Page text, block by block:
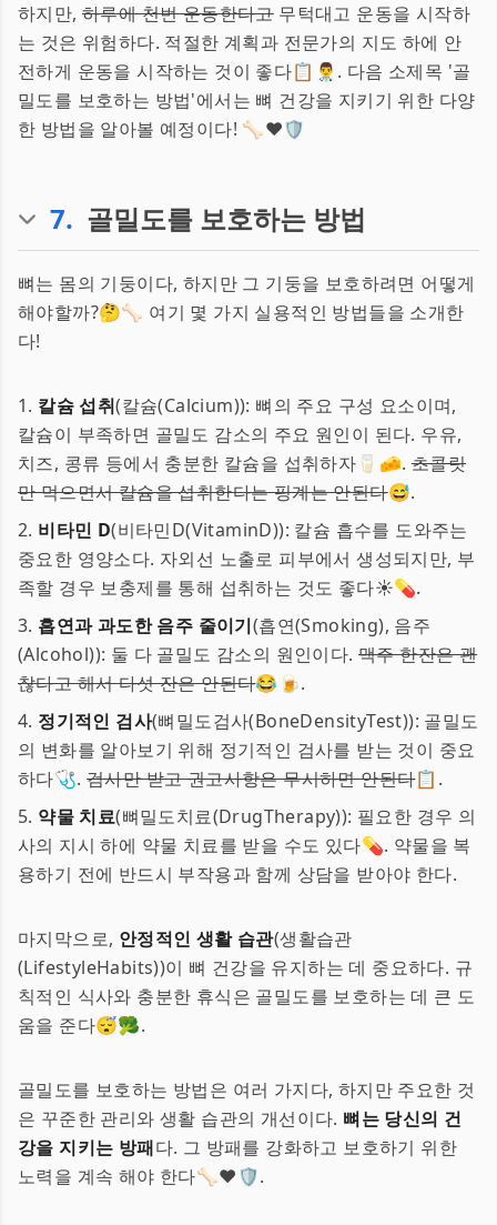
하지만, 하루에 천번 운동한다고무턱대고 운동을 시작하
는 것은 위험하다. 적절한 계획과 전문가의 지도 하에 안
전하게 운동을 시작하는 것이 좋다📋👨‍⚕️. 다음 소제목 '골
밀도를 보호하는 방법'에서는 뼈 건강을 지키기 위한 다양
한 방법을 알아볼 예정이다! 🦴❤️🛡️
7. 골밀도를 보호하는 방법
뼈는 몸의 기둥이다, 하지만 그 기둥을 보호하려면 어떻게
해야할까?🤔🦴 여기 몇 가지 실용적인 방법들을 소개한
다!
1. 칼슘 섭취(칼슘(Calcium)): 뼈의 주요 구성 요소이며,
칼슘이 부족하면 골밀도 감소의 주요 원인이 된다. 우유,
치즈, 콩류 등에서 충분한 칼슘을 섭취하자🥛🧀.초콜릿
만 먹으면서 칼슘을 섭취한다는 핑계는 안된다😅.
2. 비타민 D(비타민D(VitaminD)): 칼슘 흡수를 도와주는
중요한 영양소다. 자외선 노출로 피부에서 생성되지만, 부
족할 경우 보충제를 통해 섭취하는 것도 좋다☀️💊.
3. 흡연과 과도한 음주 줄이기(흡연(Smoking), 음주
(Alcohol)): 둘 다 골밀도 감소의 원인이다. 맥주 한잔은 괜
찮다고 해서 다섯 잔은 안된다😂🍺.
4. 정기적인 검사(뼈밀도검사(BoneDensityTest)): 골밀도
의 변화를 알아보기 위해 정기적인 검사를 받는 것이 중요
하다🩺. 검사만 받고 권고사항은 무시하면 안된다📋.
5. 약물 치료(뼈밀도치료(DrugTherapy)): 필요한 경우 의
사의 지시 하에 약물 치료를 받을 수도 있다💊. 약물을 복
용하기 전에 반드시 부작용과 함께 상담을 받아야 한다.
마지막으로, 안정적인 생활 습관(생활습관
(LifestyleHabits))이 뼈 건강을 유지하는 데 중요하다. 규
칙적인 식사와 충분한 휴식은 골밀도를 보호하는 데 큰 도
움을 준다😴🥦.
골밀도를 보호하는 방법은 여러 가지다, 하지만 주요한 것
은 꾸준한 관리와 생활 습관의 개선이다. 뼈는 당신의 건
강을 지키는 방패다. 그 방패를 강화하고 보호하기 위한
노력을 계속 해야 한다🦴❤️🛡️.